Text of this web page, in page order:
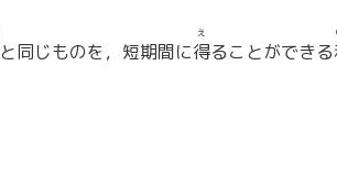
と同じものを，短期間に得
え
ることができる